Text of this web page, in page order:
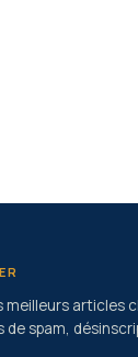
meilleurs articles
de spam,